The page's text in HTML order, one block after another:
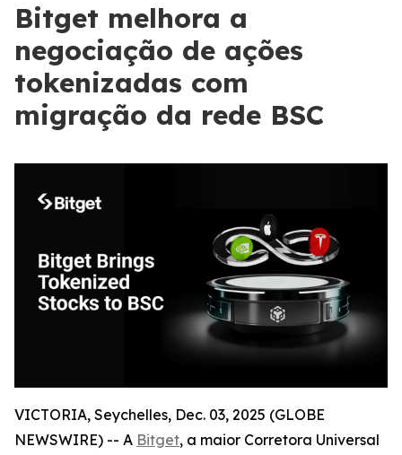
Bitget melhora a
negociação de ações
tokenizadas com
migração da rede BSC
VICTORIA, Seychelles, Dec. 03, 2025 (GLOBE
NEWSWIRE) -- A Bitget, a maior Corretora Universal